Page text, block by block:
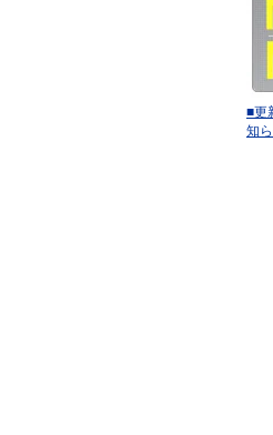
■更
知